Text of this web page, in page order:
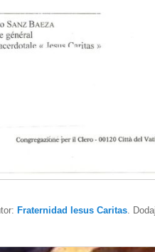
Fraternidad Iesus Caritas.